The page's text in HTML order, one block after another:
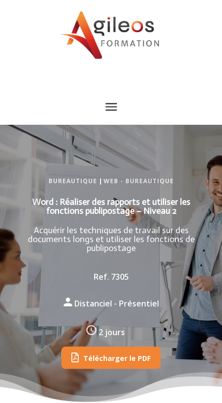
BUREAUTIQUE | WEB - BUREAUTIQUE
Word : Réaliser des rapports et utiliser les
fonctions publipostage – Niveau 2
Acquérir les techniques de travail sur des
documents longs et utiliser les fonctions de
publipostage
Ref. 7305
Distanciel - Présentiel
2 jours
Télécharger le PDF